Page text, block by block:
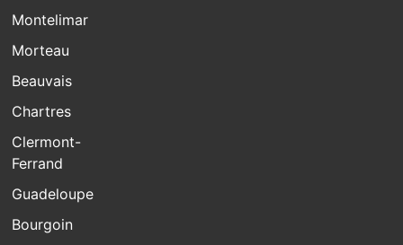
Montelimar
Morteau
Beauvais
Chartres
Clermont-
Ferrand
Guadeloupe
Bourgoin